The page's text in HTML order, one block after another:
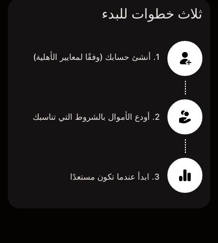
ثلاث خطوات للبدء
1. أنشئ حسابك (وفقًا لمعايير الأهلية)
2. أودع الأموال بالشروط التي تناسبك
3. ابدأ عندما تكون مستعدًا